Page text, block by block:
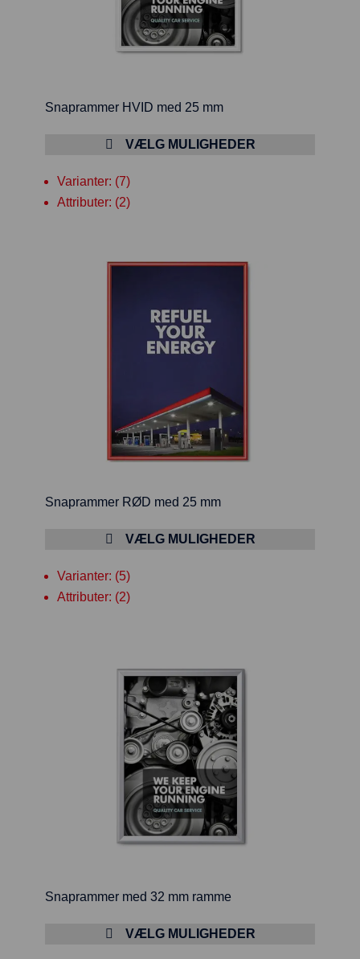
Snaprammer HVID med 25 mm
VÆLG MULIGHEDER
Varianter: (7)
Attributer: (2)
Snaprammer RØD med 25 mm
VÆLG MULIGHEDER
Varianter: (5)
Attributer: (2)
Snaprammer med 32 mm ramme
VÆLG MULIGHEDER